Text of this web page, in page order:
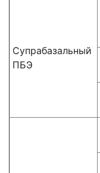
Супрабазальный
ПБЭ